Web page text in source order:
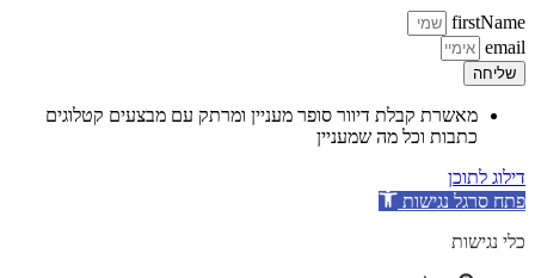
firstName
email
שליחה
מאשרת קבלת דיוור סופר מעניין ומרתק עם מבצעים קטלוגים
כתבות וכל מה שמעניין
דילוג לתוכן
פתח סרגל נגישות
כלי נגישות